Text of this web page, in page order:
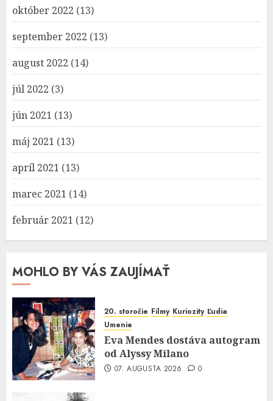
október 2022 (13)
september 2022 (13)
august 2022 (14)
júl 2022 (3)
jún 2021 (13)
máj 2021 (13)
apríl 2021 (13)
marec 2021 (14)
február 2021 (12)
MOHLO BY VÁS ZAUJÍMAŤ
20. storočie Filmy Kuriozity Ľudia
Umenie
Eva Mendes dostáva autogram
od Alyssy Milano
07. AUGUSTA 2026 0